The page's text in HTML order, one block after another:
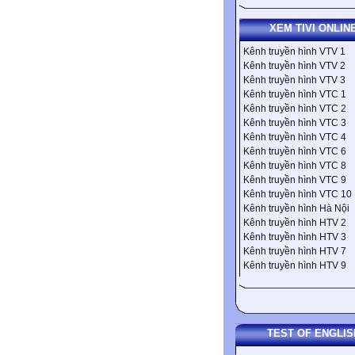
XEM TIVI
Kênh truyền hình VTV 1
Kênh truyền hình VTV 2
Kênh truyền hình VTV 3
Kênh truyền hình VTC 1
Kênh truyền hình VTC 2
Kênh truyền hình VTC 3
Kênh truyền hình VTC 4
Kênh truyền hình VTC 6
Kênh truyền hình VTC 8
Kênh truyền hình VTC 9
Kênh truyền hình VTC 10
Kênh truyền hình Hà Nội
Kênh truyền hình HTV 2
Kênh truyền hình HTV 3
Kênh truyền hình HTV 7
Kênh truyền hình HTV 9
TEST OF